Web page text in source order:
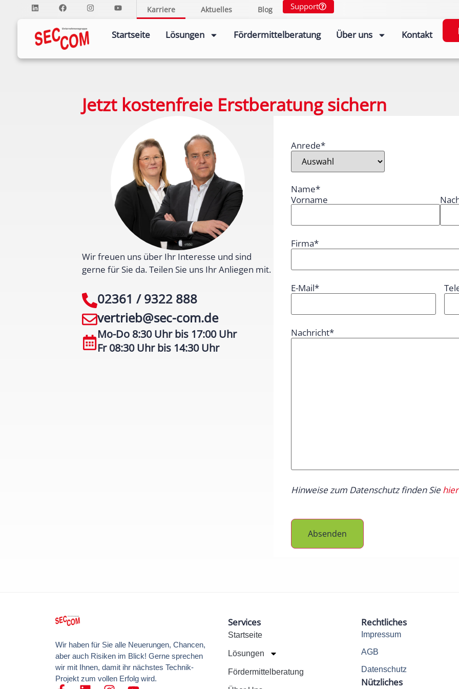
Karriere Aktuelles Blog Support
Startseite Lösungen Fördermittelberatung Über uns Kontakt
Jetzt kostenfreie Erstberatung sichern
Wir freuen uns über Ihr Interesse und sind
gerne für Sie da. Teilen Sie uns Ihr Anliegen mit.
02361 / 9322 888
vertrieb@sec-com.de
Mo-Do 8:30 Uhr bis 17:00 Uhr
Fr 08:30 Uhr bis 14:30 Uhr
Anrede*
Name*
Vorname
Firma*
E-Mail*
Nachricht*
Hinweise zum Datenschutz finden Sie
Absenden
Wir haben für Sie alle Neuerungen, Chancen,
aber auch Risiken im Blick! Gerne sprechen
wir mit Ihnen, damit ihr nächstes Technik-
Projekt zum vollen Erfolg wird.
Services
Startseite
Lösungen
Fördermittelberatung
Rechtliches
Impressum
AGB
Datenschutz
Nützliches